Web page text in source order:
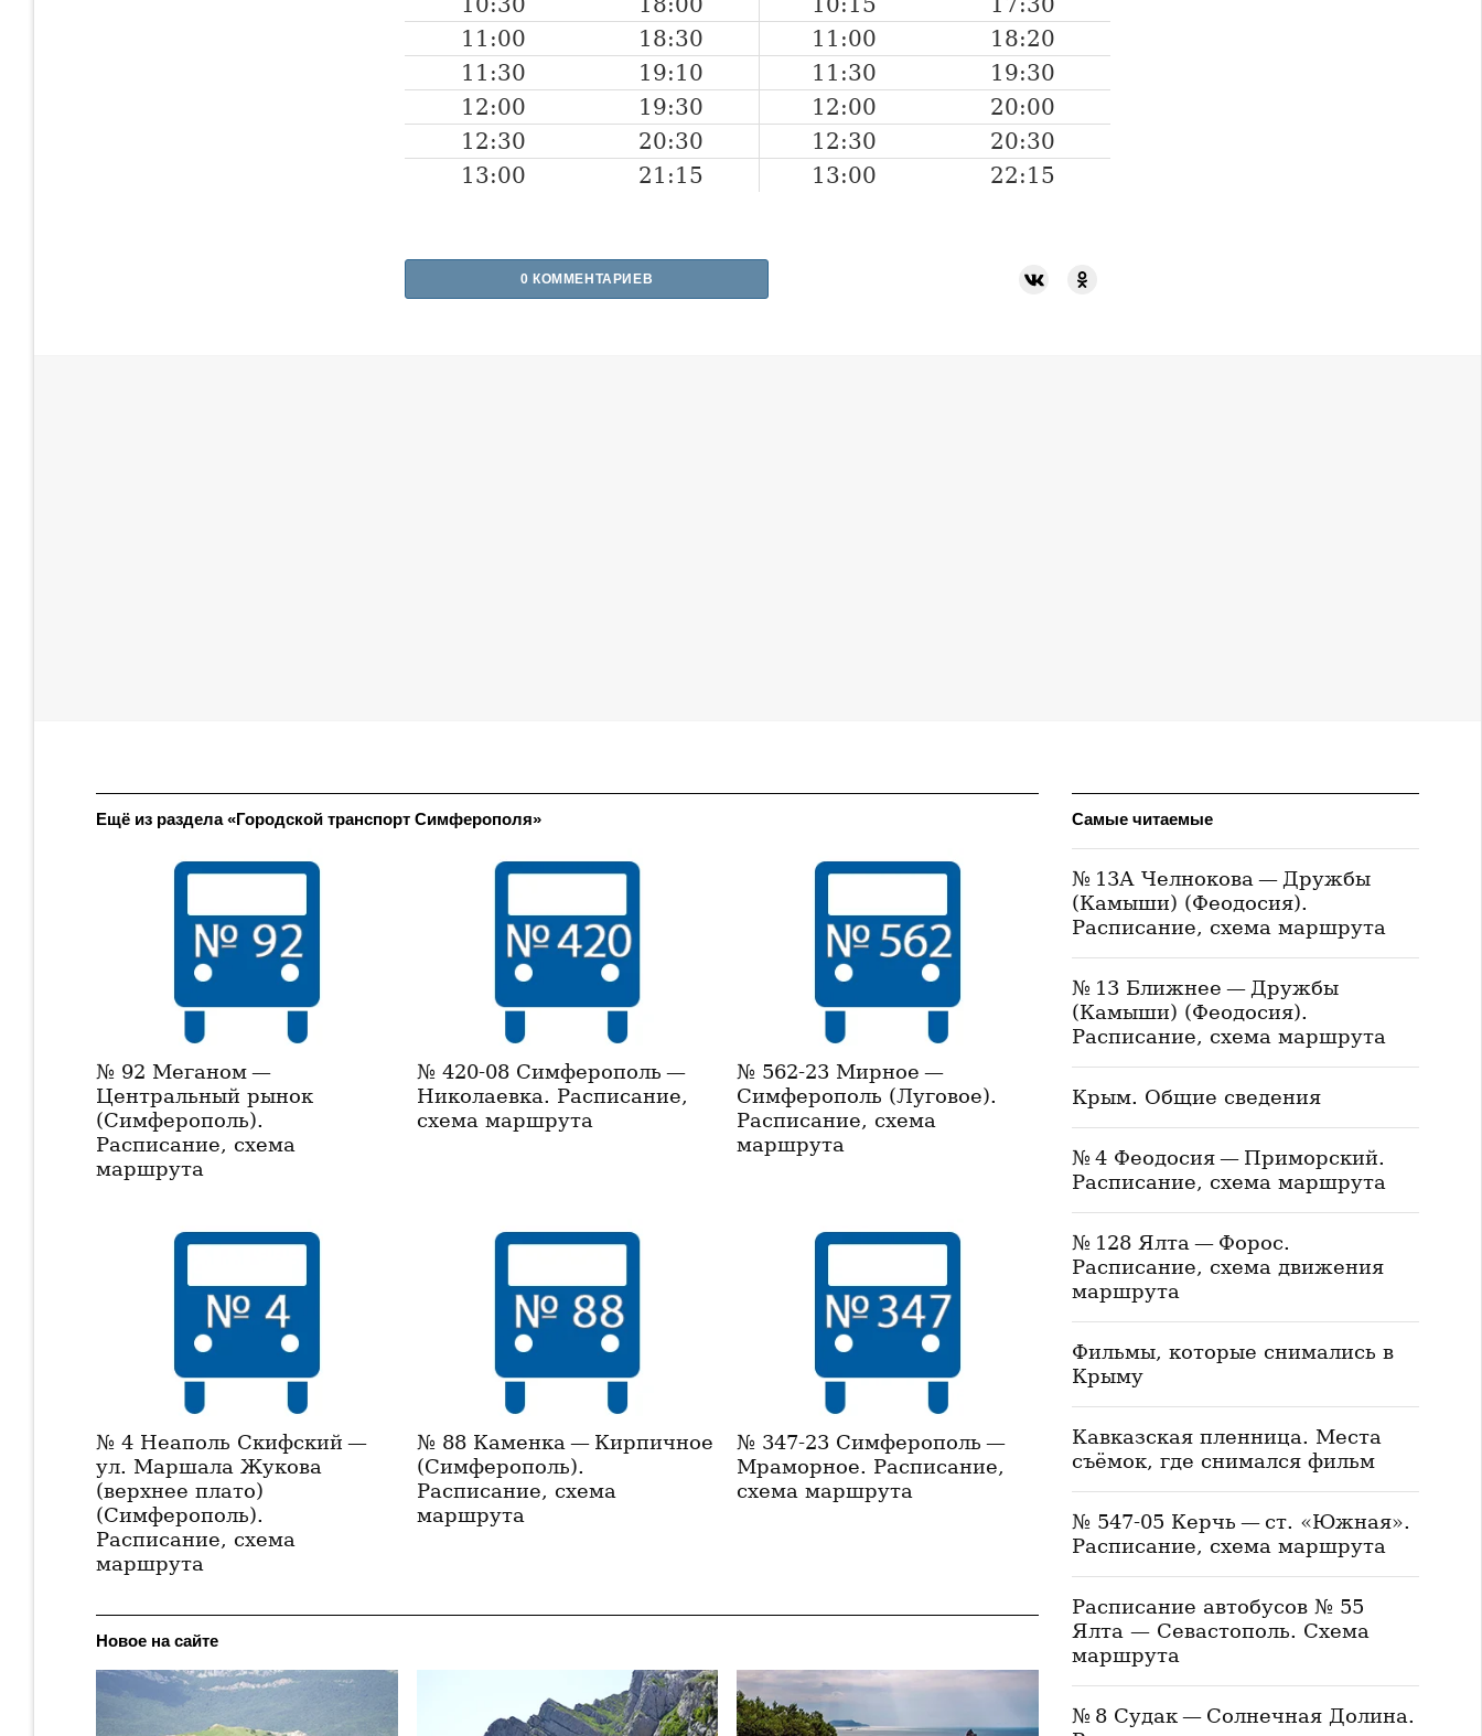
11:00
18:30 11:00
18:20
11:30
19:10 11:30
19:30
12:00
19:30 12:00
20:00
12:30
20:30 12:30
20:30
13:00
21:15 13:00 22:15
0 КОММЕНТАРИЕВ
Ещё из раздела «Городской транспорт Симферополя»
№ 92 Меганом —
Центральный рынок
(Симферополь).
Расписание, схема
маршрута
№ 420-08 Симферополь —
Николаевка. Расписание,
схема маршрута
№ 562-23 Мирное —
Симферополь (Луговое).
Расписание, схема
маршрута
№ 4 Неаполь Скифский —
ул. Маршала Жукова
(верхнее плато)
(Симферополь).
Расписание, схема
маршрута
№ 88 Каменка — Кирпичное
(Симферополь).
Расписание, схема
маршрута
№ 347-23 Симферополь —
Мраморное. Расписание,
схема маршрута
Новое на сайте
Самые читаемые
№ 13А Челнокова — Дружбы
(Камыши) (Феодосия).
Расписание, схема маршрута
№ 13 Ближнее — Дружбы
(Камыши) (Феодосия).
Расписание, схема маршрута
Крым. Общие сведения
№ 4 Феодосия — Приморский.
Расписание, схема маршрута
№ 128 Ялта — Форос.
Расписание, схема движения
маршрута
Фильмы, которые снимались в
Крыму
Кавказская пленница. Места
съёмок, где снимался фильм
№ 547-05 Керчь — ст. «Южная».
Расписание, схема маршрута
Расписание автобусов № 55
Ялта — Севастополь. Схема
маршрута
№ 8 Судак — Солнечная Долина.